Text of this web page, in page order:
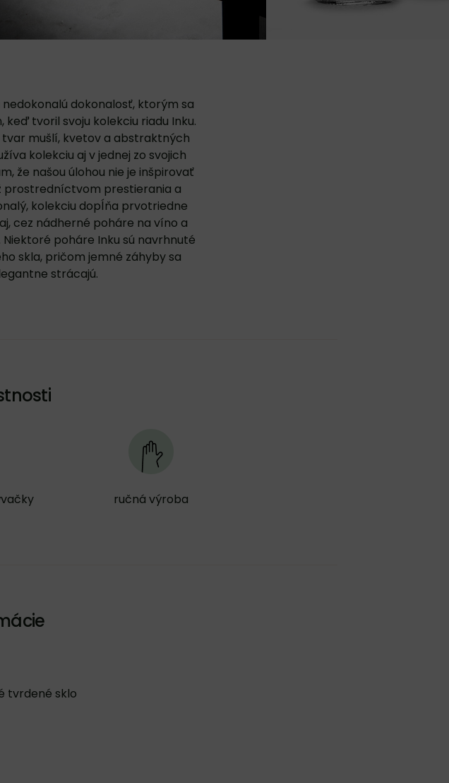
dokonalosť, ktorým sa
tvoril svoju kolekciu riadu Inku.
tvar mušlí, kvetov a abstraktných
kolekciu aj v jednej zo svojich
že našou úlohou nie je inšpirovať
prostredníctvom prestierania a
kolekciu dopĺňa prvotriedne
cez nádherné poháre na víno a
poháre Inku sú navrhnuté
skla, pričom jemné záhyby sa
strácajú.
ručná výroba
tvrdené sklo